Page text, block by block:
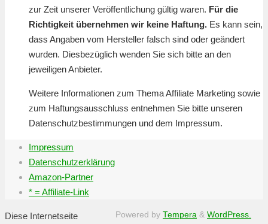
zur Zeit unserer Veröffentlichung gültig waren. Für die
Richtigkeit übernehmen wir keine Haftung. Es kann sein,
dass Angaben vom Hersteller falsch sind oder geändert
wurden. Diesbezüglich wenden Sie sich bitte an den
jeweiligen Anbieter.
Weitere Informationen zum Thema Affiliate Marketing sowie
zum Haftungsausschluss entnehmen Sie bitte unseren
Datenschutzbestimmungen und dem Impressum.
Impressum
Datenschutzerklärung
Amazon-Partner
* = Affiliate-Link
Powered by Tempera & WordPress.
Diese Internetseite